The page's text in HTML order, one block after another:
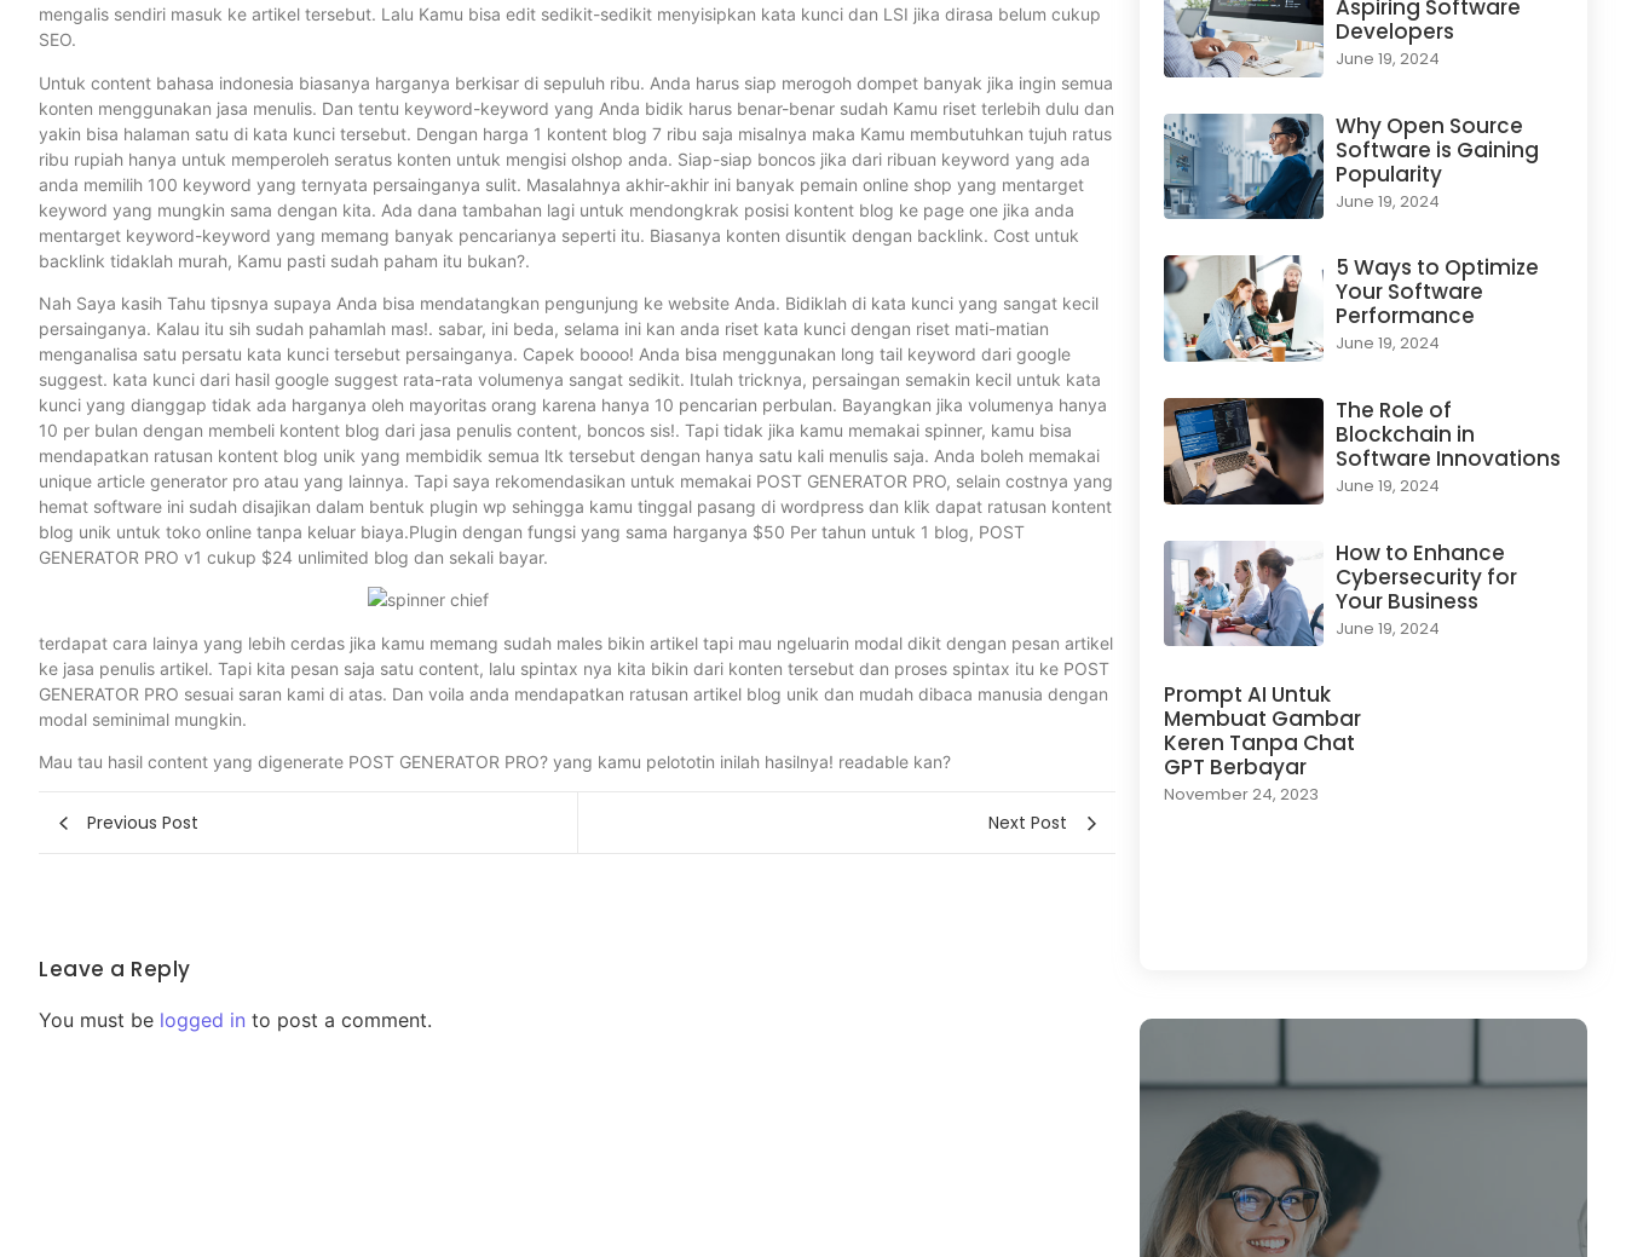
mengalis sendiri masuk ke artikel tersebut. Lalu Kamu bisa edit sedikit-sedikit menyisipkan kata kunci dan LSI jika dirasa belum cukup
SEO.
Untuk content bahasa indonesia biasanya harganya berkisar di sepuluh ribu. Anda harus siap merogoh dompet banyak jika ingin semua
konten menggunakan jasa menulis. Dan tentu keyword-keyword yang Anda bidik harus benar-benar sudah Kamu riset terlebih dulu dan
yakin bisa halaman satu di kata kunci tersebut. Dengan harga 1 kontent blog 7 ribu saja misalnya maka Kamu membutuhkan tujuh ratus
ribu rupiah hanya untuk memperoleh seratus konten untuk mengisi olshop anda. Siap-siap boncos jika dari ribuan keyword yang ada
anda memilih 100 keyword yang ternyata persainganya sulit. Masalahnya akhir-akhir ini banyak pemain online shop yang mentarget
keyword yang mungkin sama dengan kita. Ada dana tambahan lagi untuk mendongkrak posisi kontent blog ke page one jika anda
mentarget keyword-keyword yang memang banyak pencarianya seperti itu. Biasanya konten disuntik dengan backlink. Cost untuk
backlink tidaklah murah, Kamu pasti sudah paham itu bukan?.
Nah Saya kasih Tahu tipsnya supaya Anda bisa mendatangkan pengunjung ke website Anda. Bidiklah di kata kunci yang sangat kecil
persainganya. Kalau itu sih sudah pahamlah mas!. sabar, ini beda, selama ini kan anda riset kata kunci dengan riset mati-matian
menganalisa satu persatu kata kunci tersebut persainganya. Capek boooo! Anda bisa menggunakan long tail keyword dari google
suggest. kata kunci dari hasil google suggest rata-rata volumenya sangat sedikit. Itulah tricknya, persaingan semakin kecil untuk kata
kunci yang dianggap tidak ada harganya oleh mayoritas orang karena hanya 10 pencarian perbulan. Bayangkan jika volumenya hanya
10 per bulan dengan membeli kontent blog dari jasa penulis content, boncos sis!. Tapi tidak jika kamu memakai spinner, kamu bisa
mendapatkan ratusan kontent blog unik yang membidik semua ltk tersebut dengan hanya satu kali menulis saja. Anda boleh memakai
unique article generator pro atau yang lainnya. Tapi saya rekomendasikan untuk memakai POST GENERATOR PRO, selain costnya yang
hemat software ini sudah disajikan dalam bentuk plugin wp sehingga kamu tinggal pasang di wordpress dan klik dapat ratusan kontent
blog unik untuk toko online tanpa keluar biaya.Plugin dengan fungsi yang sama harganya $50 Per tahun untuk 1 blog, POST
GENERATOR PRO v1 cukup $24 unlimited blog dan sekali bayar.
terdapat cara lainya yang lebih cerdas jika kamu memang sudah males bikin artikel tapi mau ngeluarin modal dikit dengan pesan artikel
ke jasa penulis artikel. Tapi kita pesan saja satu content, lalu spintax nya kita bikin dari konten tersebut dan proses spintax itu ke POST
GENERATOR PRO sesuai saran kami di atas. Dan voila anda mendapatkan ratusan artikel blog unik dan mudah dibaca manusia dengan
modal seminimal mungkin.
Mau tau hasil content yang digenerate POST GENERATOR PRO? yang kamu pelototin inilah hasilnya! readable kan?
Previous Post Next Post
Leave a Reply
You must be logged in to post a comment.
Aspiring Software
Developers
June 19, 2024
Why Open Source
Software is Gaining
Popularity
June 19, 2024
5 Ways to Optimize
Your Software
Performance
June 19, 2024
The Role of
Blockchain in
Software Innovations
June 19, 2024
How to Enhance
Cybersecurity for
Your Business
June 19, 2024
Prompt AI Untuk
Membuat Gambar
Keren Tanpa Chat
GPT Berbayar
November 24, 2023